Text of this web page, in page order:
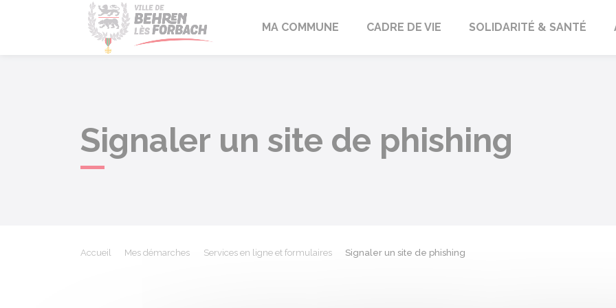
Behren-lès-Forbach
MA COMMUNE CADRE DE VIE SOLIDARITÉ & SANTÉ
Signaler un site de phishing
Accueil Mes démarches Services en ligne et formulaires Signaler un site de phishing